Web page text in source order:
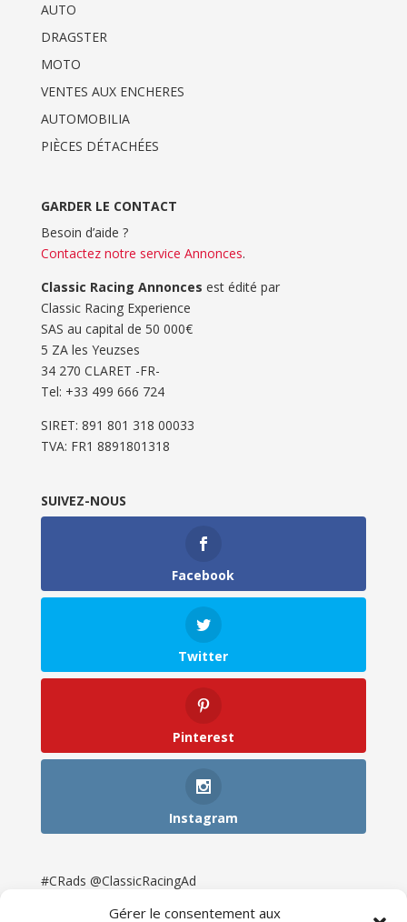
Gérer le consentement aux
AUTO
DRAGSTER
MOTO
VENTES AUX ENCHERES
AUTOMOBILIA
PIÈCES DÉTACHÉES
GARDER LE CONTACT
Besoin d’aide ?
Contactez notre service Annonces.
Classic Racing Annonces est édité par
Classic Racing Experience
SAS au capital de 50 000€
5 ZA les Yeuzses
34 270 CLARET -FR-
Tel: ‭+33 499 666 724‬
SIRET: 891 801 318 00033
TVA: FR1 8891801318
SUIVEZ-NOUS
Facebook
Twitter
Pinterest
Instagram
#CRads @ClassicRacingAd